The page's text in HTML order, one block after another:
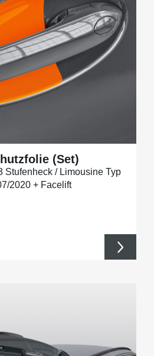
(Set)
Stufenheck / Limousine Typ
2020 + Facelift